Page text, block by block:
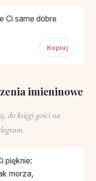
Ci same dobre
Kopiuj
imieninowe
do księgi gości na
pięknie:
morza,